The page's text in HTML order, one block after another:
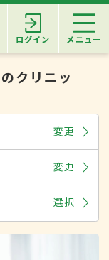
ログイン メニュー
のクリニッ
変更
変更
選択